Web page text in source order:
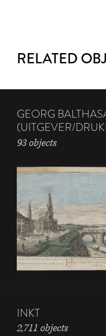
RELATED
GEORG
(UITGEVER/
93 objects
INKT
2,711 objects